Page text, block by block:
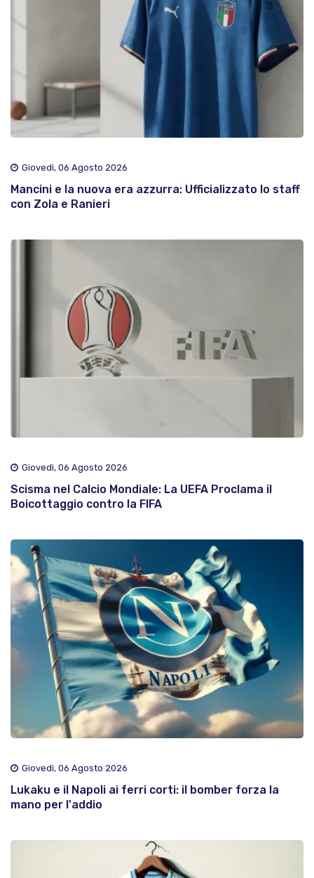
Giovedì, 06 Agosto 2026
Mancini e la nuova era azzurra: Ufficializzato lo staff
con Zola e Ranieri
Giovedì, 06 Agosto 2026
Scisma nel Calcio Mondiale: La UEFA Proclama il
Boicottaggio contro la FIFA
Giovedì, 06 Agosto 2026
Lukaku e il Napoli ai ferri corti: il bomber forza la
mano per l'addio